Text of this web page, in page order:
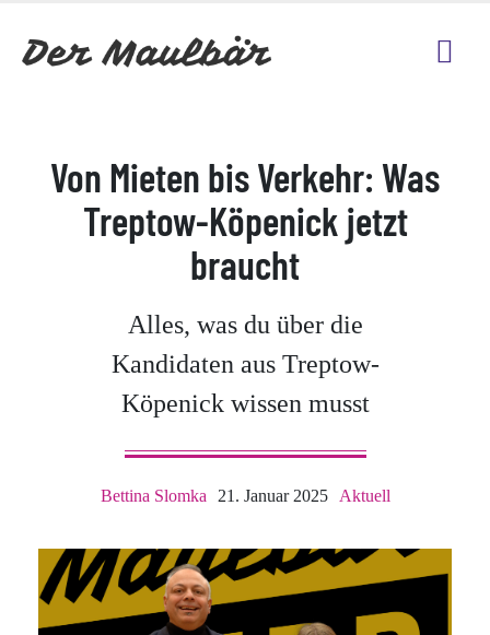
Von Mieten bis Verkehr: Was
Treptow-Köpenick jetzt
braucht
Alles, was du über die
Kandidaten aus Treptow-
Köpenick wissen musst
Bettina Slomka 21. Januar 2025 Aktuell